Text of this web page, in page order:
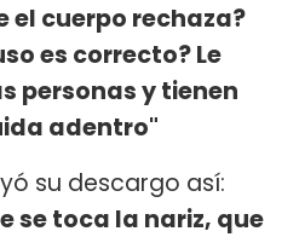
el cuerpo rechaza?
es correcto? Le
personas y tienen
adentro"
su descargo así:
se toca la nariz, que